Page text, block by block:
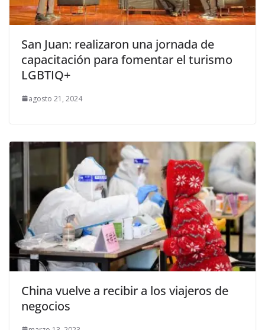
San Juan: realizaron una jornada de
capacitación para fomentar el turismo
LGBTIQ+
agosto 21, 2024
China vuelve a recibir a los viajeros de
negocios